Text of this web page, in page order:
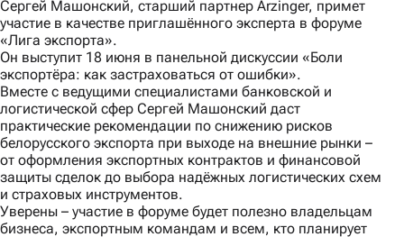
Сергей Машонский, старший партнер Arzinger, примет
участие в качестве приглашённого эксперта в форуме
«Лига экспорта».
Он выступит 18 июня в панельной дискуссии «Боли
экспортёра: как застраховаться от ошибки».
Вместе с ведущими специалистами банковской и
логистической сфер Сергей Машонский даст
практические рекомендации по снижению рисков
белорусского экспорта при выходе на внешние рынки –
от оформления экспортных контрактов и финансовой
защиты сделок до выбора надёжных логистических схем
и страховых инструментов.
Уверены – участие в форуме будет полезно владельцам
бизнеса, экспортным командам и всем, кто планирует